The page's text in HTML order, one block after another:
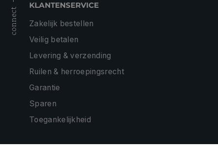
connect
KLANTENSERVICE
Zakelijk bestellen
Veilig betalen
Levering & verzending
Ruilen & herroepingsrecht
Garantie
Sparen
Toegankelijkheid